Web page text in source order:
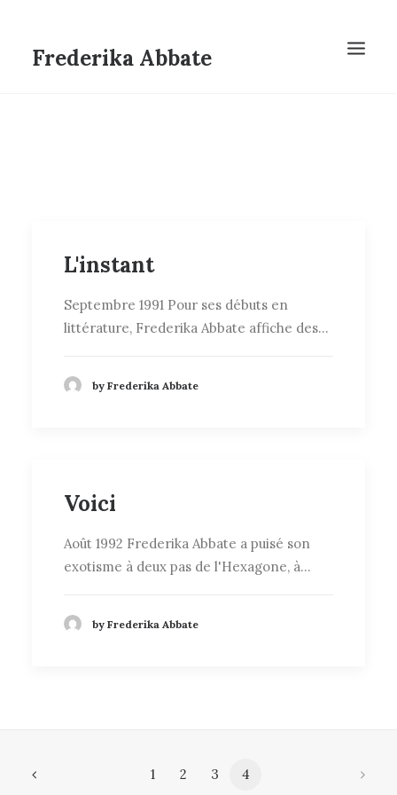
Frederika Abbate
L'instant
Septembre 1991 Pour ses débuts en
littérature, Frederika Abbate affiche des…
by Frederika Abbate
Voici
Août 1992 Frederika Abbate a puisé son
exotisme à deux pas de l'Hexagone, à…
by Frederika Abbate
1 2 3 4